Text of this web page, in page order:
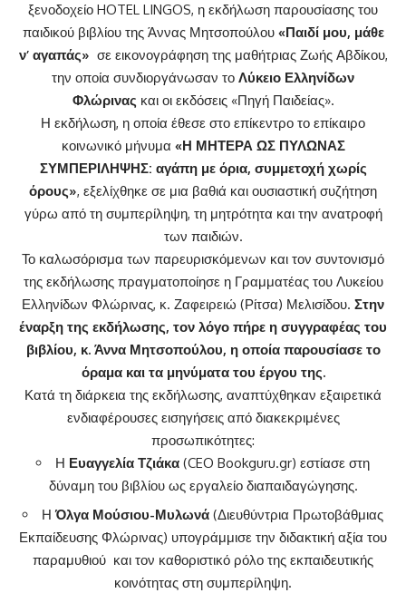
ξενοδοχείο HOTEL LINGOS, η εκδήλωση παρουσίασης του
παιδικού βιβλίου της Άννας Μητσοπούλου «Παιδί μου, μάθε
ν’ αγαπάς» σε εικονογράφηση της μαθήτριας Ζωής Αβδίκου,
την οποία συνδιοργάνωσαν το Λύκειο Ελληνίδων
Φλώρινας και οι εκδόσεις «Πηγή Παιδείας».
Η εκδήλωση, η οποία έθεσε στο επίκεντρο το επίκαιρο
κοινωνικό μήνυμα «Η ΜΗΤΕΡΑ ΩΣ ΠΥΛΩΝΑΣ
ΣΥΜΠΕΡΙΛΗΨΗΣ: αγάπη με όρια, συμμετοχή χωρίς
όρους», εξελίχθηκε σε μια βαθιά και ουσιαστική συζήτηση
γύρω από τη συμπερίληψη, τη μητρότητα και την ανατροφή
των παιδιών.
Το καλωσόρισμα των παρευρισκόμενων και τον συντονισμό
της εκδήλωσης πραγματοποίησε η Γραμματέας του Λυκείου
Ελληνίδων Φλώρινας, κ. Ζαφειρειώ (Ρίτσα) Μελισίδου. Στην
έναρξη της εκδήλωσης, τον λόγο πήρε η συγγραφέας του
βιβλίου, κ. Άννα Μητσοπούλου, η οποία παρουσίασε το
όραμα και τα μηνύματα του έργου της.
Κατά τη διάρκεια της εκδήλωσης, αναπτύχθηκαν εξαιρετικά
ενδιαφέρουσες εισηγήσεις από διακεκριμένες
προσωπικότητες:
Η Ευαγγελία Τζιάκα (CEO Bookguru.gr) εστίασε στη
δύναμη του βιβλίου ως εργαλείο διαπαιδαγώγησης.
ΗΌλγα Μούσιου-Μυλωνά (Διευθύντρια Πρωτοβάθμιας
Εκπαίδευσης Φλώρινας) υπογράμμισε την διδακτική αξία του
παραμυθιού και τον καθοριστικό ρόλο της εκπαιδευτικής
κοινότητας στη συμπερίληψη.